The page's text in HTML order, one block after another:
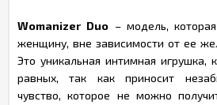
Womanizer Duo – модель,
женщину, вне зависимости от ее
Это уникальная интимная игрушка,
равных, так как приносит
чувство, которое не можно